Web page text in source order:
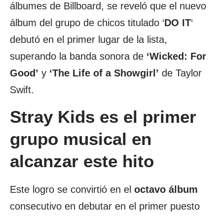
álbumes de Billboard, se reveló que el nuevo
álbum del grupo de chicos titulado ‘DO IT‘
debutó en el primer lugar de la lista,
superando la banda sonora de ‘Wicked: For
Good’ y ‘The Life of a Showgirl’ de Taylor
Swift.
Stray Kids es el primer
grupo musical en
alcanzar este hito
Este logro se convirtió en el octavo álbum
consecutivo en debutar en el primer puesto